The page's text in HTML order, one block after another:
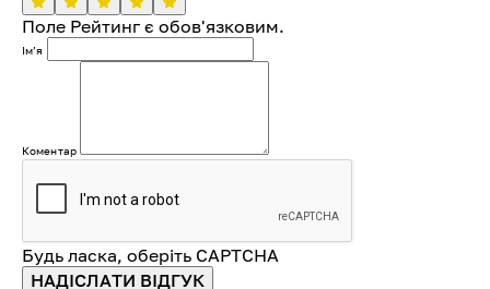
Поле Рейтинг є обов'язковим.
Імʼя
Коментар
Будь ласка, оберіть CAPTCHA
НАДІСЛАТИ ВІДГУК